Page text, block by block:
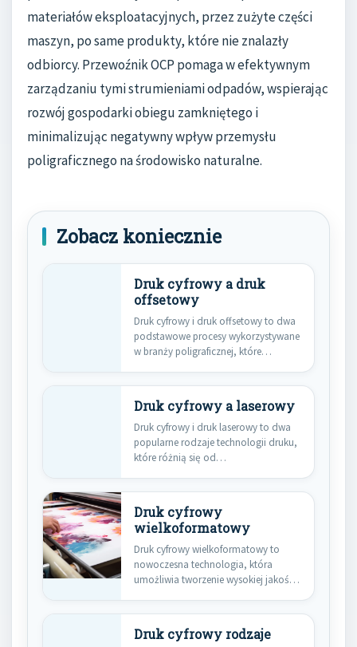
materiałów eksploatacyjnych, przez zużyte części
maszyn, po same produkty, które nie znalazły
odbiorcy. Przewoźnik OCP pomaga w efektywnym
zarządzaniu tymi strumieniami odpadów, wspierając
rozwój gospodarki obiegu zamkniętego i
minimalizując negatywny wpływ przemysłu
poligraficznego na środowisko naturalne.
Zobacz koniecznie
Druk cyfrowy a druk
offsetowy
Druk cyfrowy i druk offsetowy to dwa
podstawowe procesy wykorzystywane
w branży poligraficznej, które
Druk cyfrowy a laserowy
Druk cyfrowy i druk laserowy to dwa
popularne rodzaje technologii druku,
które różnią się od…
Druk cyfrowy
wielkoformatowy
Druk cyfrowy wielkoformatowy to
nowoczesna technologia, która
umożliwia tworzenie wysokiej jakości
Druk cyfrowy rodzaje